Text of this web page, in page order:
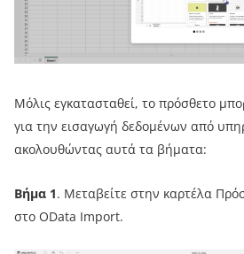
Μόλις εγκατασταθεί, το πρόσθετο
για την εισαγωγή δεδομένων από
ακολουθώντας αυτά τα βήματα:
Βήμα 1. Μεταβείτε στην καρτέλα
στο OData Import.